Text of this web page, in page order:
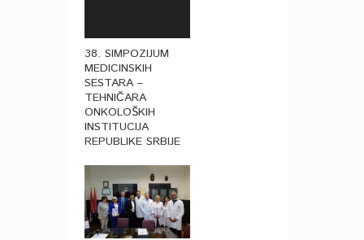
38. SIMPOZIJUM
MEDICINSKIH
SESTARA –
TEHNIČARA
ONKOLOŠKIH
INSTITUCIJA
REPUBLIKE SRBIJE